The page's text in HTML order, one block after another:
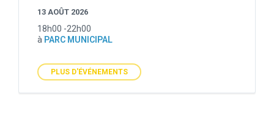
13 AOÛT 2026
18h00 -22h00
à PARC MUNICIPAL
PLUS D'ÉVÉNEMENTS